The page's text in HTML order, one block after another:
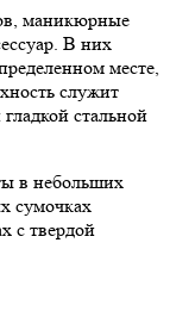
маникюрные
В них
месте,
служит
стальной
в небольших
сумочках
с твердой